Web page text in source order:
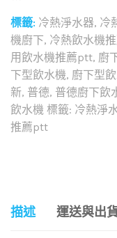
標籤: 冷熱淨水器, 冷
機廚下, 冷熱飲水機
用飲水機推薦ptt, 廚
下型飲水機, 廚下型
新, 普德, 普德廚下飲
飲水機 標籤: 冷熱淨
推薦ptt
描述 運送與出